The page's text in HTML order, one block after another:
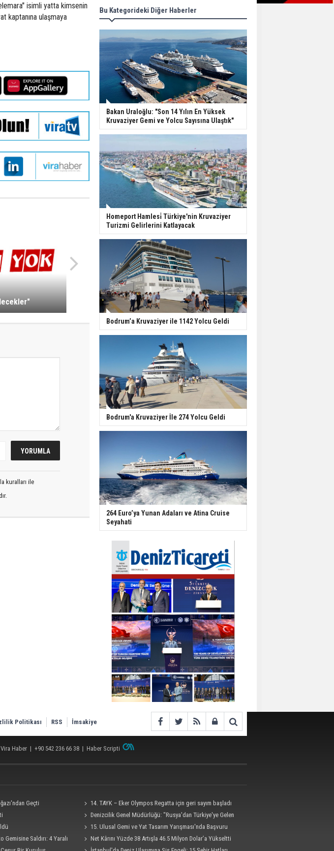
isimli yatta kimsenin
kaptanına ulaşmaya
kuralları ile
Bu Kategorideki Diğer Haberler
Bakan Uraloğlu: "Son 14 Yılın En Yüksek
Kruvaziyer Gemi ve Yolcu Sayısına Ulaştık"
Homeport Hamlesi̇ Türkiye'nin Kruvaziyer
Turizmi Gelirlerini Katlayacak
Bodrum’a Kruvaziyer ile 1142 Yolcu Geldi
Bodrum'a Kruvaziyer İle 274 Yolcu Geldi
264 Euro’ya Yunan Adaları ve Atina Cruise
Seyahati
Politikası RSS İmsakiye
Vira Haber | +90 542 236 66 38 | Haber Scripti
Geçti
14. TAYK – Eker Olympos Regatta için geri sayım başladı
Denizcilik Genel Müdürlüğü: "Rusya'dan Türkiye'ye Gelen
Ro-Ro Gemisi Dron Saldırısına Uğradı"
15. Ulusal Gemi ve Yat Tasarım Yarışması'nda Başvuru
Süresi 4 Eylül'e Uzatıldı
Gemisine Saldırı: 4 Yaralı
Net Kârını Yüzde 38 Artışla 46.5 Milyon Dolar’a Yükseltti